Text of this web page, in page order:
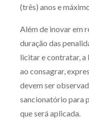
(três) anos e
Além de inovar em
duração das
licitar e contratar, a
ao consagrar,
devem ser
sancionatório para
que será aplicada.